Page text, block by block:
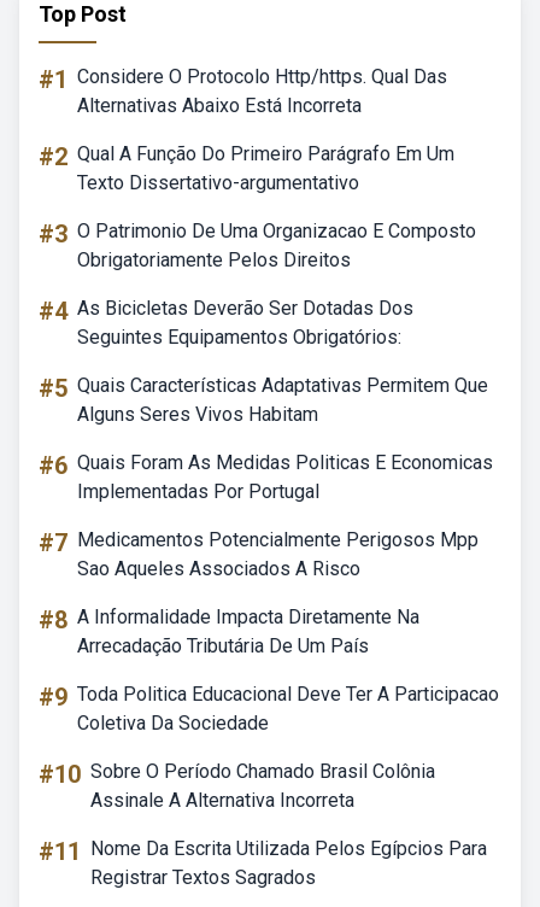
Top Post
#1 Considere O Protocolo Http/https. Qual Das
Alternativas Abaixo Está Incorreta
#2 Qual A Função Do Primeiro Parágrafo Em Um
Texto Dissertativo-argumentativo
#3 O Patrimonio De Uma Organizacao E Composto
Obrigatoriamente Pelos Direitos
#4 As Bicicletas Deverão Ser Dotadas Dos
Seguintes Equipamentos Obrigatórios:
#5 Quais Características Adaptativas Permitem Que
Alguns Seres Vivos Habitam
#6 Quais Foram As Medidas Politicas E Economicas
Implementadas Por Portugal
#7 Medicamentos Potencialmente Perigosos Mpp
Sao Aqueles Associados A Risco
#8 A Informalidade Impacta Diretamente Na
Arrecadação Tributária De Um País
#9 Toda Politica Educacional Deve Ter A Participacao
Coletiva Da Sociedade
#10 Sobre O Período Chamado Brasil Colônia
Assinale A Alternativa Incorreta
#11
Nome Da Escrita Utilizada Pelos Egípcios Para
Registrar Textos Sagrados